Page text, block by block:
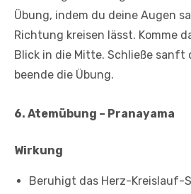
Übung, indem du deine Augen
Richtung kreisen lässt. Komme
Blick in die Mitte. Schließe sanft
beende die Übung.
6. Atemübung – Pranayama
Wirkung
Beruhigt das Herz-Kreislauf-